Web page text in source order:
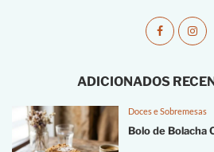
ADICIONADOS
Doces e Sobremesas
Bolo de Bolacha